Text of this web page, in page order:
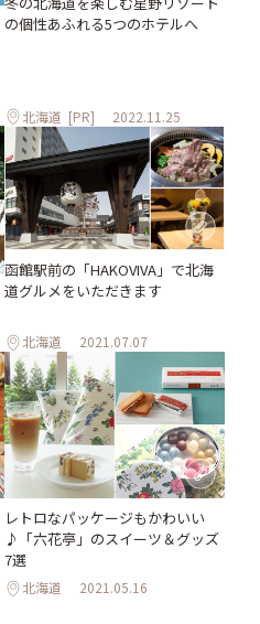
の個性あふれる5つのホテルへ
北海道 [PR] 2022.11.25
函館駅前の「HAKOVIVA」で北海
道グルメをいただきます
北海道 2021.07.07
レトロなパッケージもかわいい
♪「六花亭」のスイーツ＆グッズ
7選
北海道 2021.05.16